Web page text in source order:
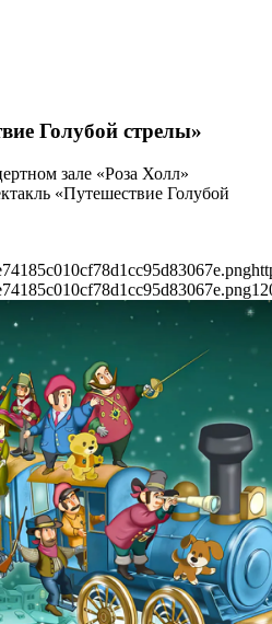
Голубой стрелы»
зале «Роза Холл»
«Путешествие Голубой